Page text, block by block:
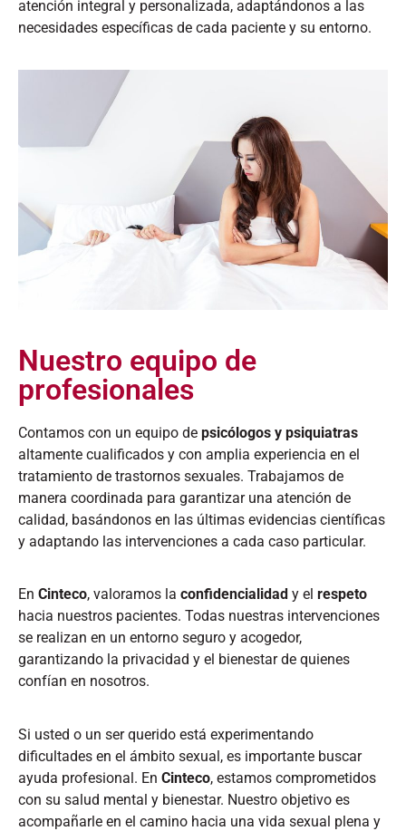
atención integral y personalizada, adaptándonos a las
necesidades específicas de cada paciente y su entorno.​
Nuestro equipo de
profesionales
Contamos con un equipo de psicólogos y psiquiatras
altamente cualificados y con amplia experiencia en el
tratamiento de trastornos sexuales. Trabajamos de
manera coordinada para garantizar una atención de
calidad, basándonos en las últimas evidencias científicas
y adaptando las intervenciones a cada caso particular.​
En Cinteco, valoramos la confidencialidad y el respeto
hacia nuestros pacientes. Todas nuestras intervenciones
se realizan en un entorno seguro y acogedor,
garantizando la privacidad y el bienestar de quienes
confían en nosotros.​
Si usted o un ser querido está experimentando
dificultades en el ámbito sexual, es importante buscar
ayuda profesional. En Cinteco, estamos comprometidos
con su salud mental y bienestar. Nuestro objetivo es
acompañarle en el camino hacia una vida sexual plena y